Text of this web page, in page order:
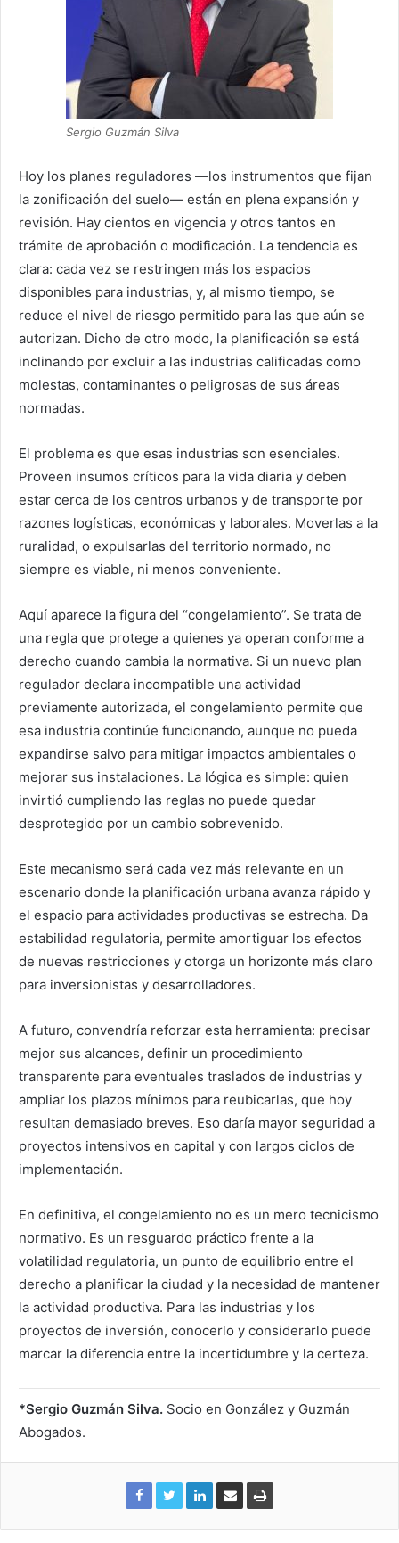
Sergio Guzmán Silva
Hoy los planes reguladores —los instrumentos que fijan
la zonificación del suelo— están en plena expansión y
revisión. Hay cientos en vigencia y otros tantos en
trámite de aprobación o modificación. La tendencia es
clara: cada vez se restringen más los espacios
disponibles para industrias, y, al mismo tiempo, se
reduce el nivel de riesgo permitido para las que aún se
autorizan. Dicho de otro modo, la planificación se está
inclinando por excluir a las industrias calificadas como
molestas, contaminantes o peligrosas de sus áreas
normadas.
El problema es que esas industrias son esenciales.
Proveen insumos críticos para la vida diaria y deben
estar cerca de los centros urbanos y de transporte por
razones logísticas, económicas y laborales. Moverlas a la
ruralidad, o expulsarlas del territorio normado, no
siempre es viable, ni menos conveniente.
Aquí aparece la figura del “congelamiento”. Se trata de
una regla que protege a quienes ya operan conforme a
derecho cuando cambia la normativa. Si un nuevo plan
regulador declara incompatible una actividad
previamente autorizada, el congelamiento permite que
esa industria continúe funcionando, aunque no pueda
expandirse salvo para mitigar impactos ambientales o
mejorar sus instalaciones. La lógica es simple: quien
invirtió cumpliendo las reglas no puede quedar
desprotegido por un cambio sobrevenido.
Este mecanismo será cada vez más relevante en un
escenario donde la planificación urbana avanza rápido y
el espacio para actividades productivas se estrecha. Da
estabilidad regulatoria, permite amortiguar los efectos
de nuevas restricciones y otorga un horizonte más claro
para inversionistas y desarrolladores.
A futuro, convendría reforzar esta herramienta: precisar
mejor sus alcances, definir un procedimiento
transparente para eventuales traslados de industrias y
ampliar los plazos mínimos para reubicarlas, que hoy
resultan demasiado breves. Eso daría mayor seguridad a
proyectos intensivos en capital y con largos ciclos de
implementación.
En definitiva, el congelamiento no es un mero tecnicismo
normativo. Es un resguardo práctico frente a la
volatilidad regulatoria, un punto de equilibrio entre el
derecho a planificar la ciudad y la necesidad de mantener
la actividad productiva. Para las industrias y los
proyectos de inversión, conocerlo y considerarlo puede
marcar la diferencia entre la incertidumbre y la certeza.
*Sergio Guzmán Silva. Socio en González y Guzmán
Abogados.